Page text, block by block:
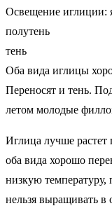
Освещение иглиции:
полутень
тень
Оба вида иглицы
Переносят и тень.
летом молодые
Иглица лучше
оба вида хорошо
низкую температуру,
нельзя выращивать в